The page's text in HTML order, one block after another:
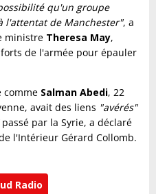
qu'un groupe
l'attentat de Manchester", a
ministre Theresa May,
de l'armée pour épauler
comme Salman Abedi, 22
avait des liens "avérés"
passé par la Syrie, a déclaré
l'Intérieur Gérard Collomb.
Radio